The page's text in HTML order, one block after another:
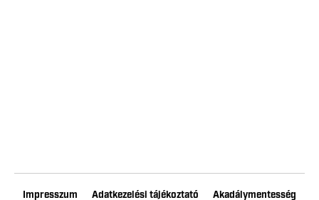
Impresszum Adatkezelési tájékoztató Akadálymentesség